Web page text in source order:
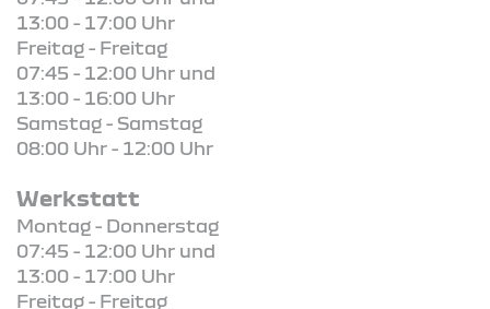
13:00 - 17:00 Uhr
Freitag - Freitag
07:45 - 12:00 Uhr und
13:00 - 16:00 Uhr
Samstag - Samstag
08:00 Uhr - 12:00 Uhr
Werkstatt
Montag - Donnerstag
07:45 - 12:00 Uhr und
13:00 - 17:00 Uhr
Freitag - Freitag